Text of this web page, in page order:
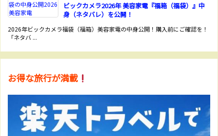
ビックカメラ2026年 美容家電『福箱（福袋）』中
身（ネタバレ）を公開！
2026年ビックカメラ福袋（福箱）美容家電の中身公開！購入前にご確認を！
「ネタバ ...
お得な旅行が満載